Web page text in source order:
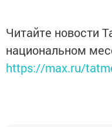
Читайте новости
национальном
https://max.ru/